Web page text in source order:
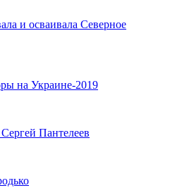
и осваивала Северное
на Украине-2019
Пантелеев